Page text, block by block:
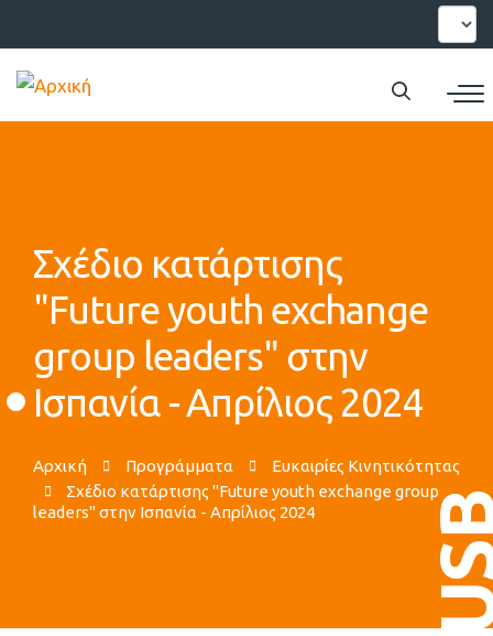
προς
το
Select
Σχέδιο κατάρτισης
"Future youth exchange
group leaders" στην
Ισπανία - Απρίλιος 2024
Αρχική Προγράμματα
Ευκαιρίες Κινητικότητας
Σχέδιο κατάρτισης "Future youth exchange group
leaders" στην Ισπανία - Απρίλιος 2024